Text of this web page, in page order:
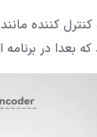
بعدا در